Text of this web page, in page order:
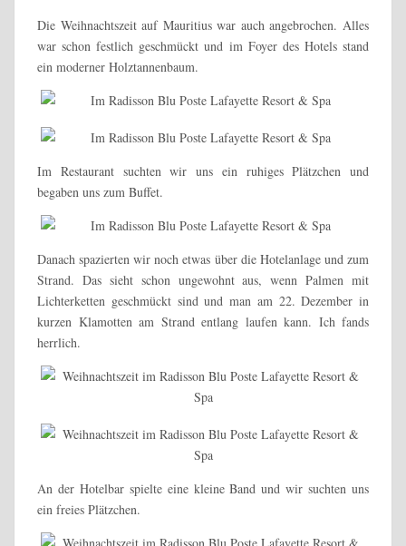
Die Weihnachtszeit auf Mauritius war auch angebrochen. Alles
war schon festlich geschmückt und im Foyer des Hotels stand
ein moderner Holztannenbaum.
Im Restaurant suchten wir uns ein ruhiges Plätzchen und
begaben uns zum Buffet.
Danach spazierten wir noch etwas über die Hotelanlage und zum
Strand. Das sieht schon ungewohnt aus, wenn Palmen mit
Lichterketten geschmückt sind und man am 22. Dezember in
kurzen Klamotten am Strand entlang laufen kann. Ich fands
herrlich.
An der Hotelbar spielte eine kleine Band und wir suchten uns
ein freies Plätzchen.